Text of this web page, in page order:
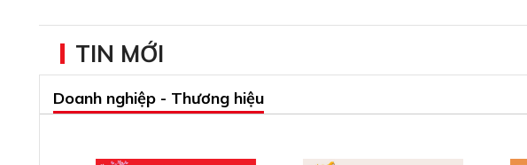
TIN MỚI
Doanh nghiệp - Thương hiệu